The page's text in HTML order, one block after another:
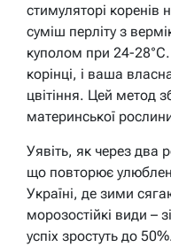
стимуляторі коренів
суміш перліту з
куполом при 24-
корінці, і ваша
цвітіння. Цей метод
материнської
Уявіть, як через два
що повторює
Україні, де зими
морозостійкі види –
успіх зростуть до